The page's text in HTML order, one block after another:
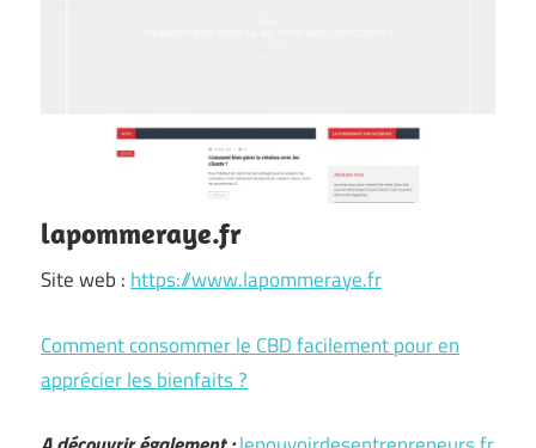
lapommeraye.fr
Site web : https://www.lapommeraye.fr
Comment consommer le CBD facilement pour en
apprécier les bienfaits ?